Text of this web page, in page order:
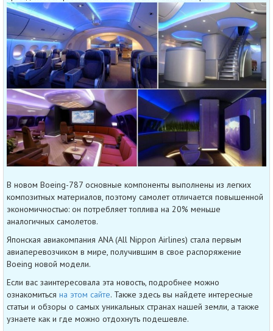
В новом Boeing-787 основные компоненты выполнены из легких
композитных материалов, поэтому самолет отличается повышенной
экономичностью: он потребляет топлива на 20% меньше
аналогичных самолетов.
Японская авиакомпания ANA (All Nippon Airlines) стала первым
авиаперевозчиком в мире, получившим в свое распоряжение
Boeing новой модели.
Если вас заинтересовала эта новость, подробнее можно
ознакомиться на этом сайте. Также здесь вы найдете интересные
статьи и обзоры о самых уникальных странах нашей земли, а также
узнаете как и где можно отдохнуть подешевле.